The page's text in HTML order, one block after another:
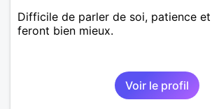
Difficile de parler de soi, patience
feront bien mieux.
Voir le profil